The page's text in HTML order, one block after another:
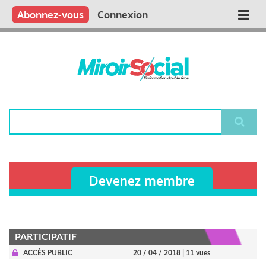
Aller
contenu
Main
Qui sommes nous ?
Vous publiez
Nous publions
Contactez-nous
Abonnez-vous Connexion
Devenez membre
PARTICIPATIF
ACCÈS PUBLIC 20 / 04 / 2018 | 11 vues